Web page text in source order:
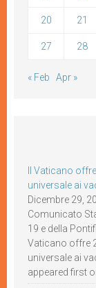
20 21
27 28
« Feb Apr »
Il Vaticano
universale ai
Dicembre 29,
Comunicato
19 e della
Vaticano offre
universale ai
appeared first